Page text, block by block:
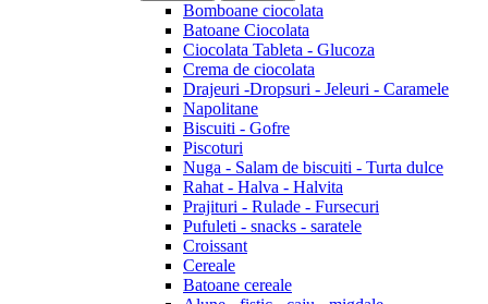
Bomboane ciocolata
Batoane Ciocolata
Ciocolata Tableta - Glucoza
Crema de ciocolata
Drajeuri -Dropsuri - Jeleuri - Caramele
Napolitane
Biscuiti - Gofre
Piscoturi
Nuga - Salam de biscuiti - Turta dulce
Rahat - Halva - Halvita
Prajituri - Rulade - Fursecuri
Pufuleti - snacks - saratele
Croissant
Cereale
Batoane cereale